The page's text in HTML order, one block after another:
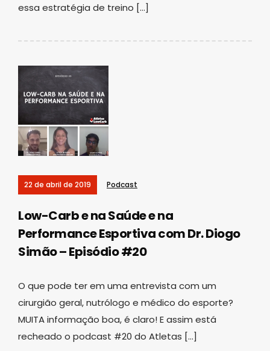
essa estratégia de treino […]
22 de abril de 2019 Podcast
Low-Carb e na Saúde e na
Performance Esportiva com Dr. Diogo
Simão – Episódio #20
O que pode ter em uma entrevista com um
cirurgião geral, nutrólogo e médico do esporte?
MUITA informação boa, é claro! E assim está
recheado o podcast #20 do Atletas […]